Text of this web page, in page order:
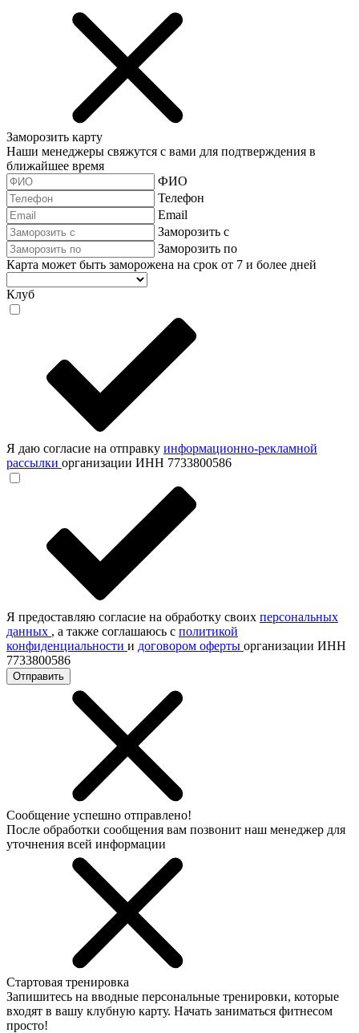
Заморозить карту
Наши менеджеры свяжутся с вами для подтверждения в
ближайшее время
ФИО
Телефон
Email
Заморозить с
Заморозить по
Карта может быть заморожена на срок от 7 и более дней
Клуб
Я даю согласие на отправку информационно-рекламной
рассылки организации ИНН 7733800586
Я предоставляю согласие на обработку своих персональных
данных , а также соглашаюсь с политикой
конфиденциальности и договором оферты организации ИНН
7733800586
Отправить
Сообщение успешно отправлено!
После обработки сообщения вам позвонит наш менеджер для
уточнения всей информации
Стартовая тренировка
Запишитесь на вводные персональные тренировки, которые
входят в вашу клубную карту. Начать заниматься фитнесом
просто!